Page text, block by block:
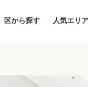
区から探す 人気エリ
地図から探す